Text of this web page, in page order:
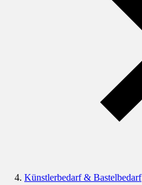
Künstlerbedarf & Bastelbedarf